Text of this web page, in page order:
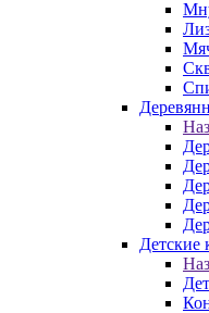
Детские